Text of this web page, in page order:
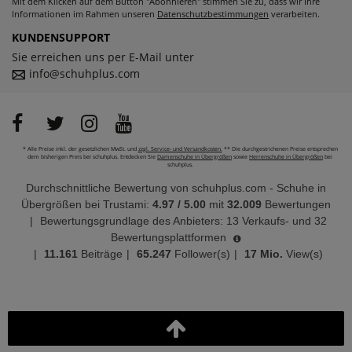
Informationen im Rahmen unseren Datenschutzbestimmungen verarbeiten.
KUNDENSUPPORT
Sie erreichen uns per E-Mail unter
info@schuhplus.com
* Alle Preise inkl. der gesetzlichen MwSt. und zzgl. Service- und Versandkosten.** Die durchgestrichenen Preise entsprechen
dem bisherigen Preis bei schuhplus. Entdecken Sie Damenschuhe in Übergrößen sowie Herrenschuhe in Übergrößen bei
schuhplus.
Durchschnittliche Bewertung von schuhplus.com - Schuhe in
Übergrößen bei Trustami: 4.97 / 5.00 mit 32.009 Bewertungen
|
Bewertungsgrundlage des Anbieters: 13 Verkaufs- und 32
Bewertungsplattformen
|
11.161 Beiträge | 65.247 Follower(s) | 17 Mio. View(s)